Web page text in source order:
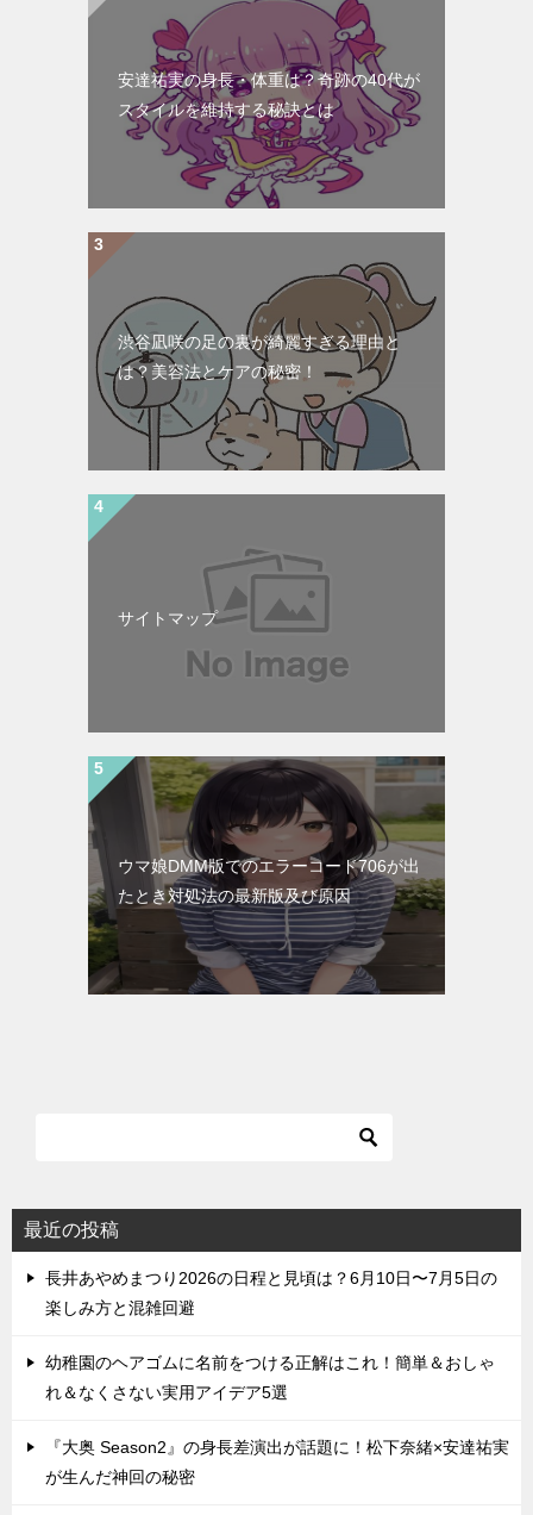
安達祐実の身長・体重は？奇跡の40代が
スタイルを維持する秘訣とは
渋谷凪咲の足の裏が綺麗すぎる理由と
は？美容法とケアの秘密！
サイトマップ
ウマ娘DMM版でのエラーコード706が出
たとき対処法の最新版及び原因
最近の投稿
長井あやめまつり2026の日程と見頃は？6月10日〜7月5日の
楽しみ方と混雑回避
幼稚園のヘアゴムに名前をつける正解はこれ！簡単＆おしゃ
れ＆なくさない実用アイデア5選
『大奥 Season2』の身長差演出が話題に！松下奈緒×安達祐実
が生んだ神回の秘密